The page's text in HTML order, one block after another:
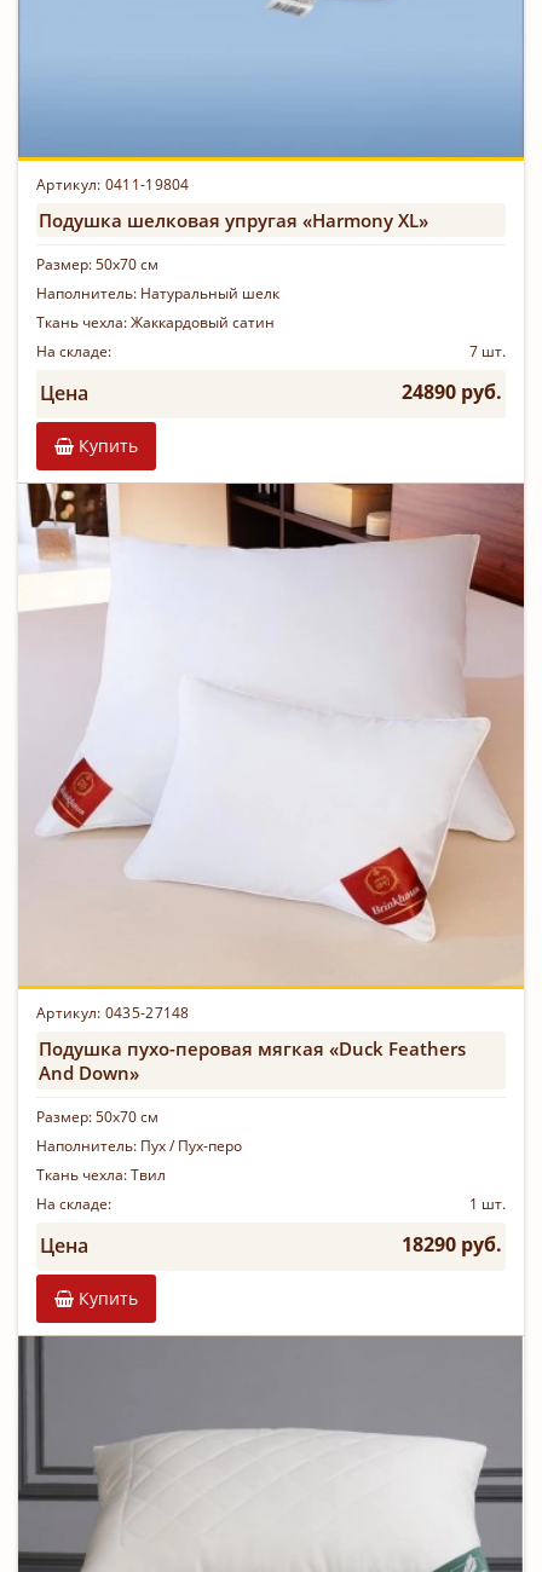
Артикул: 0411-19804
Подушка шелковая упругая «Harmony XL»
Размер:50х70 см
Наполнитель: Натуральный шелк
Ткань чехла:Жаккардовый сатин
На складе:
7 шт.
Цена 24890 руб.
Купить
Артикул: 0435-27148
Подушка пухо-перовая мягкая «Duck Feathers
And Down»
Размер:50х70 см
Наполнитель: Пух / Пух-перо
Ткань чехла:Твил
На складе:
1 шт.
Цена 18290 руб.
Купить